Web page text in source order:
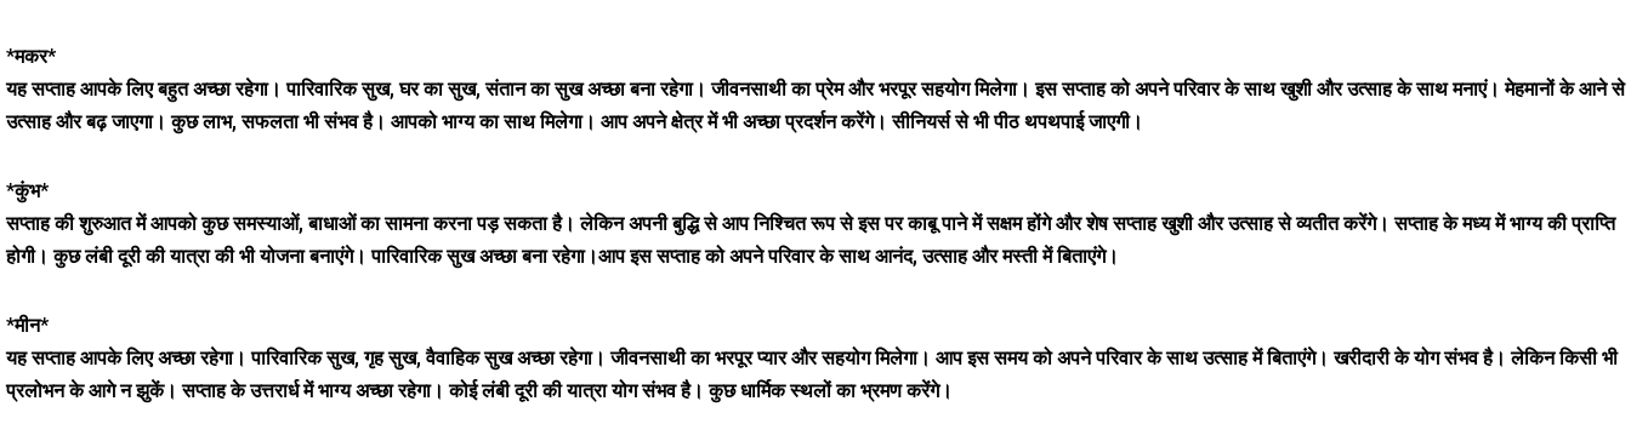
*मकर*
यह सप्ताह आपके लिए बहुत अच्छा रहेगा। पारिवारिक सुख, घर का सुख, संतान का सुख अच्छा बना रहेगा। जीवनसाथी का प्रेम और भरपूर सहयोग मिलेगा। इस सप्ताह को अपने परिवार के साथ खुशी और उत्साह के साथ मनाएं। मेहमानों के आने से
उत्साह और बढ़ जाएगा। कुछ लाभ, सफलता भी संभव है। आपको भाग्य का साथ मिलेगा। आप अपने क्षेत्र में भी अच्छा प्रदर्शन करेंगे। सीनियर्स से भी पीठ थपथपाई जाएगी।
*कुंभ*
सप्ताह की शुरुआत में आपको कुछ समस्याओं, बाधाओं का सामना करना पड़ सकता है। लेकिन अपनी बुद्धि से आप निश्चित रूप से इस पर काबू पाने में सक्षम होंगे और शेष सप्ताह खुशी और उत्साह से व्यतीत करेंगे। सप्ताह के मध्य में भाग्य की प्राप्ति
होगी। कुछ लंबी दूरी की यात्रा की भी योजना बनाएंगे। पारिवारिक सुख अच्छा बना रहेगा।आप इस सप्ताह को अपने परिवार के साथ आनंद, उत्साह और मस्ती में बिताएंगे।
*मीन*
यह सप्ताह आपके लिए अच्छा रहेगा। पारिवारिक सुख, गृह सुख, वैवाहिक सुख अच्छा रहेगा। जीवनसाथी का भरपूर प्यार और सहयोग मिलेगा। आप इस समय को अपने परिवार के साथ उत्साह में बिताएंगे। खरीदारी के योग संभव है। लेकिन किसी भी
प्रलोभन के आगे न झुकें। सप्ताह के उत्तरार्ध में भाग्य अच्छा रहेगा। कोई लंबी दूरी की यात्रा योग संभव है। कुछ धार्मिक स्थलों का भ्रमण करेंगे।